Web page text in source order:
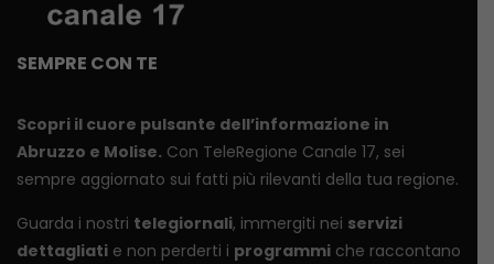
SEMPRE CON TE
Scopri il cuore pulsante dell’informazione in
Abruzzo e Molise. Con TeleRegione Canale 17, sei
sempre aggiornato sui fatti più rilevanti della tua regione.
Guarda i nostri telegiornali, immergiti nei servizi
dettagliati e non perderti i programmi che raccontano